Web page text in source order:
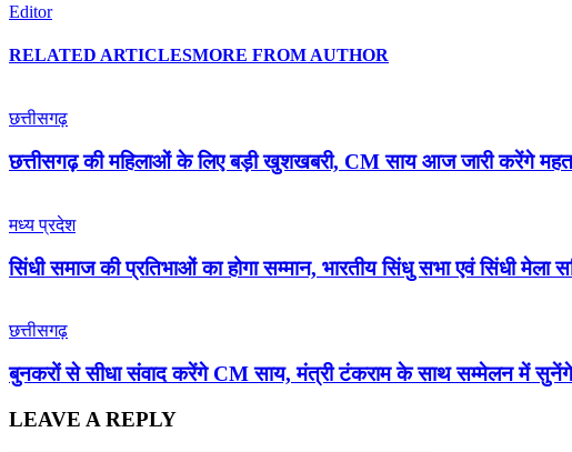
Editor
RELATED ARTICLESMORE FROM AUTHOR
छत्तीसगढ़
छत्तीसगढ़ की महिलाओं के लिए बड़ी खुशखबरी, CM साय आज जारी करेंगे
मध्य प्रदेश
सिंधी समाज की प्रतिभाओं का होगा सम्मान, भारतीय सिंधु सभा एवं सिंधी
छत्तीसगढ़
बुनकरों से सीधा संवाद करेंगे CM साय, मंत्री टंकराम के साथ सम्मेलन में
LEAVE A REPLY